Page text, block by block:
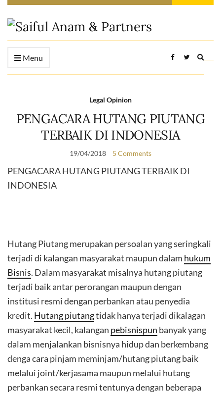
Menu
form
Legal Opinion
PENGACARA HUTANG PIUTANG
TERBAIK DI INDONESIA
19/04/2018 5 Comments
PENGACARA HUTANG PIUTANG TERBAIK DI
INDONESIA
Hutang Piutang merupakan persoalan yang seringkali
terjadi di kalangan masyarakat maupun dalam hukum
Bisnis. Dalam masyarakat misalnya hutang piutang
terjadi baik antar perorangan maupun dengan
institusi resmi dengan perbankan atau penyedia
kredit. Hutang piutangtidak hanya terjadi dikalagan
masyarakat kecil, kalangan pebisnispun banyak yang
dalam menjalankan bisnisnya hidup dan berkembang
denga cara pinjam meminjam/hutang piutang baik
melalui joint/kerjasama maupun melalui hutang
perbankan secara resmi tentunya dengan beberapa